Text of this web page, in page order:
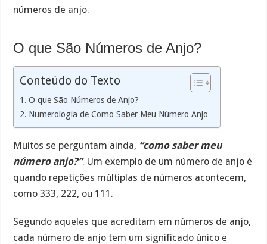
números de anjo.
O que São Números de Anjo?
Conteúdo do Texto
O que São Números de Anjo?
Numerologia de Como Saber Meu Número Anjo
Muitos se perguntam ainda, “como saber meu
número anjo?”. Um exemplo de um número de anjo é
quando repetições múltiplas de números acontecem,
como 333, 222, ou 111.
Segundo aqueles que acreditam em números de anjo,
cada número de anjo tem um significado único e